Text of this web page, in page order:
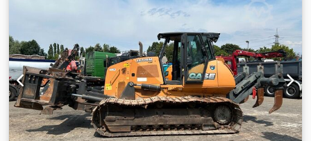
Urenstand: 6348 Versnellingsbak: Volautomatische
powershift 19+6 Dieseltank: 1 Tankinhoud: 400 L Radio: ?
Luchtgeveerde stoel: ? Schijfrem: Natrem Bandenmaat:
600/65R25 + 650/75R38 - 520/70R34 Profiel % over: 60%
90% - 40% Gereedschapskist: ? Hydraulisch systeem: ?
Fabrikant vat: Samson Tankinhoud: 8000 L Hogedrukpomp:
2 x HPP Hogedrukcapaciteit: 122 l/min - 130 bar
Vacuümpomp: Samson Afstandsbediening: ?